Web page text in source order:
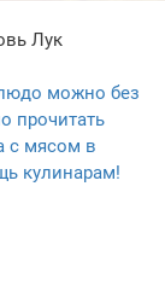
Лук
можно без
прочитать
с мясом в
кулинарам!